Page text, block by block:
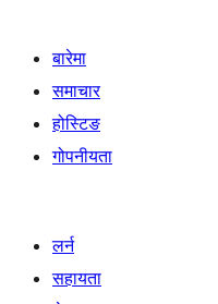
बारेमा
समाचार
होस्टिङ
गोपनीयता
लर्न
सहायता